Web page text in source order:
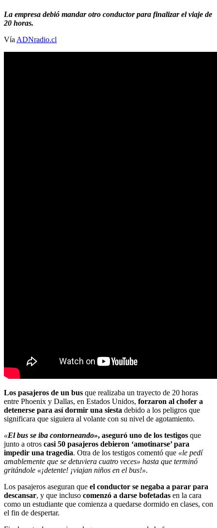
La empresa debió mandar otro conductor para finalizar el viaje de
20 horas.
Vía ADNradio.cl
Los pasajeros de un bus que realizaba un trayecto de 20 horas
entre Phoenix y Dallas, en Estados Unidos, forzaron al chofer a
detenerse para así dormir una siesta debido a los peligros que
significara que siguiera al volante con su nivel de agotamiento.
«El bus se iba contorneando», aseguró uno de los testigos que
junto a otros casi 50 pasajeros debieron ‘amotinarse’ para
impedir una tragedia. Otra de los testigos comentó que «le pedí
amablemente que se detuviera cuatro veces» hasta que terminó
gritándole «¡detente! ¡viajan niños en el bus!».
Los pasajeros aseguran que el conductor se negaba a parar para
descansar, y que incluso comenzó a darse bofetadas en la cara
como un estudiante que comienza a quedarse dormido en clases, con
el fin de despertar.